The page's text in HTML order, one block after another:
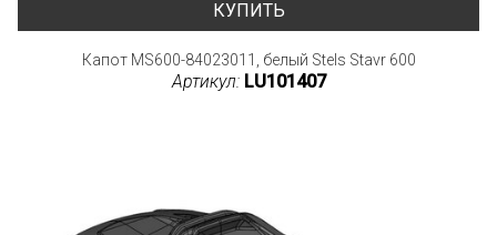
КУПИТЬ
Капот MS600-84023011, белый Stels Stavr 600
Артикул: LU101407